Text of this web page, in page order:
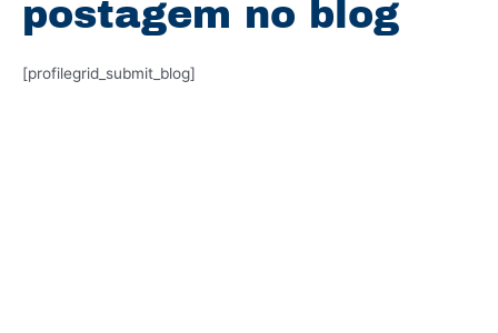
postagem no blog
[profilegrid_submit_blog]